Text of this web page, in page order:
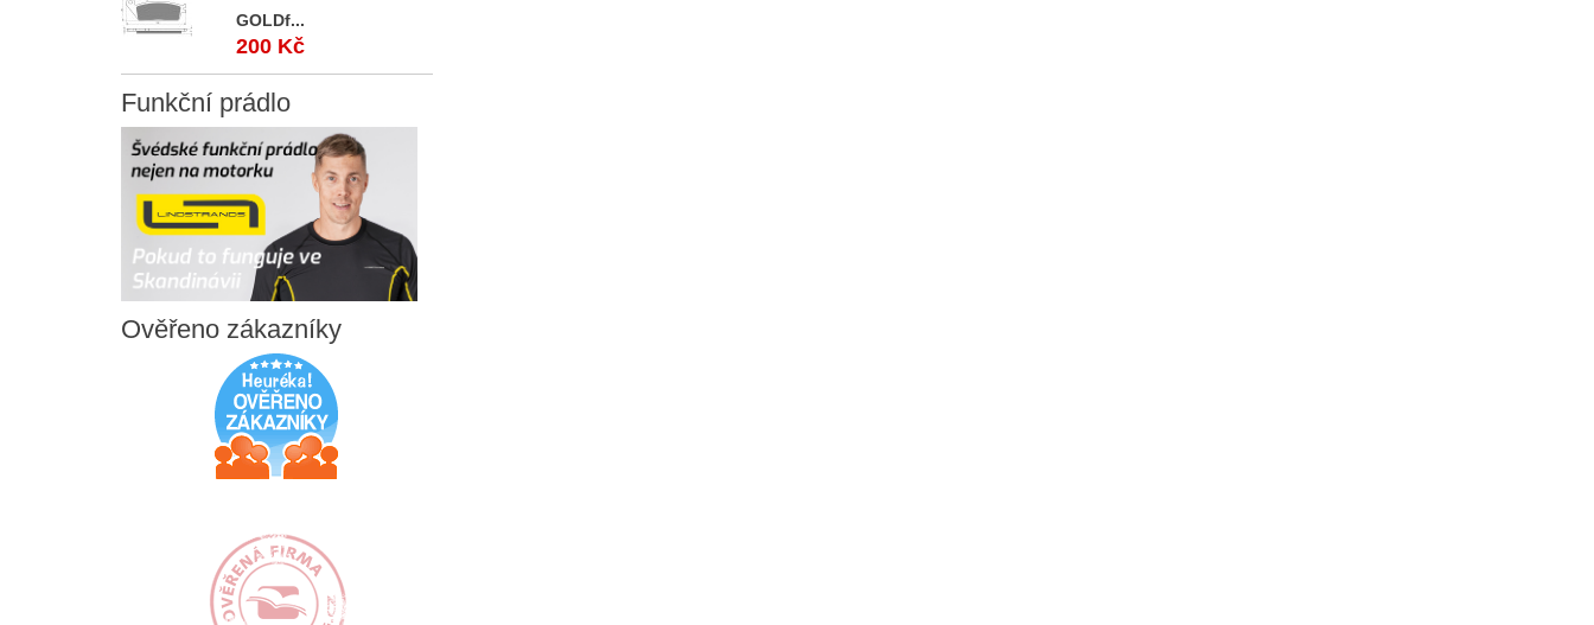
GOLDf...
200 Kč
Funkční prádlo
Ověřeno zákazníky